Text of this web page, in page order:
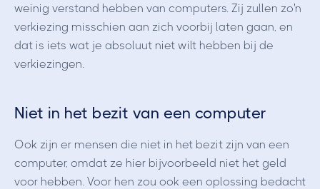
weinig verstand hebben van computers. Zij zullen zo'n
verkiezing misschien aan zich voorbij laten gaan, en
dat is iets wat je absoluut niet wilt hebben bij de
verkiezingen.
Niet in het bezit van een computer
Ook zijn er mensen die niet in het bezit zijn van een
computer, omdat ze hier bijvoorbeeld niet het geld
voor hebben. Voor hen zou ook een oplossing bedacht